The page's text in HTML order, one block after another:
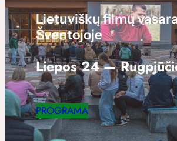
Lietuviškų filmų
Šventojoje
Liepos 24 —
PROGRAMA